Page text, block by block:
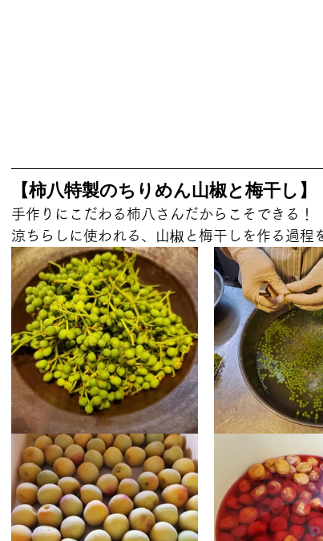
【柿八特製のちりめん山椒と梅干し】
手作りにこだわる柿八さんだからこそできる！
涼ちらしに使われる、山椒と梅干しを作る過程